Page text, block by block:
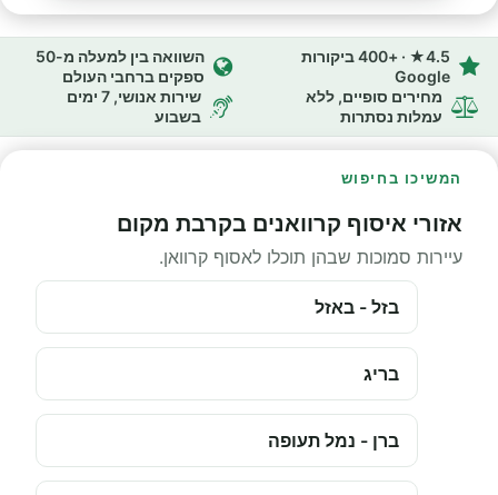
4.5★ · +400 ביקורות
Google
השוואה בין למעלה מ-50
ספקים ברחבי העולם
מחירים סופיים, ללא
עמלות נסתרות
שירות אנושי, 7 ימים
בשבוע
המשיכו בחיפוש
אזורי איסוף קרוואנים בקרבת מקום
עיירות סמוכות שבהן תוכלו לאסוף קרוואן.
בזל - באזל
בריג
ברן - נמל תעופה